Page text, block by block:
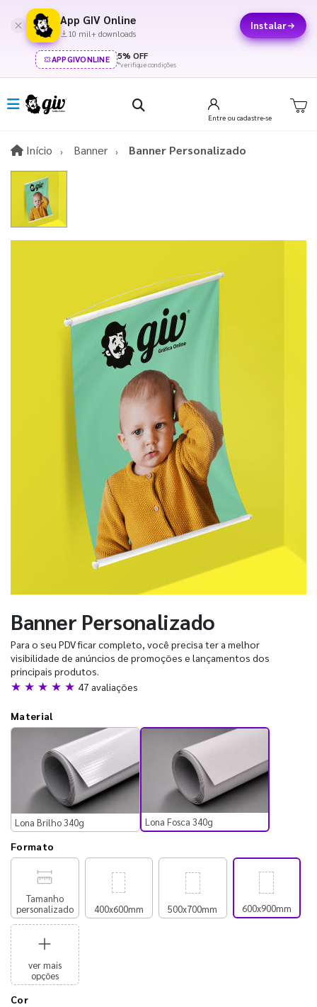
App GIV Online
10 mil+ downloads
Instalar
APPGIVONLINE 5% OFF
*verifique condições
Entre ou cadastre-se
Início InícioBanner Banner Personalizado
Banner Personalizado
Para o seu PDV ficar completo, você precisa ter a melhor
visibilidade de anúncios de promoções e lançamentos dos
principais produtos.
★ ★ ★ ★ ★ 47 avaliações
Material
Lona Brilho 340g Lona Fosca 340g
Formato
Tamanho
personalizado
400x600mm 500x700mm 600x900mm
ver mais
opções
Cor